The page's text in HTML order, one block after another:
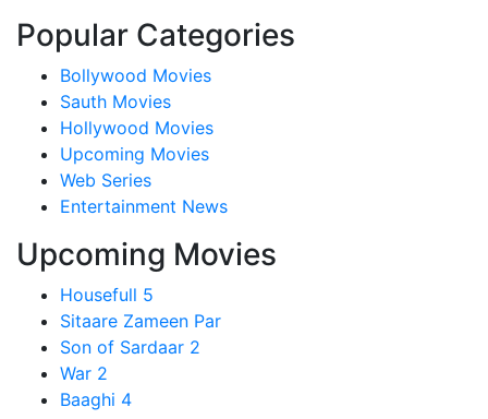
Popular Categories
Bollywood Movies
Sauth Movies
Hollywood Movies
Upcoming Movies
Web Series
Entertainment News
Upcoming Movies
Housefull 5
Sitaare Zameen Par
Son of Sardaar 2
War 2
Baaghi 4